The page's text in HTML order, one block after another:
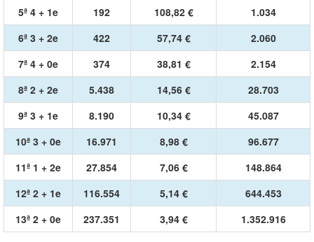
5ª 4 + 1e
192 108,82 €
1.034
6ª 3 + 2e
422 57,74 €
2.060
7ª 4 + 0e
374 38,81 €
2.154
8ª 2 + 2e
5.438 14,56 €
28.703
9ª 3 + 1e
8.190 10,34 €
45.087
10ª 3 + 0e
16.971 8,98 €
96.677
11ª 1 + 2e
27.854 7,06 €
148.864
12ª 2 + 1e
116.554 5,14 €
644.453
13ª 2 + 0e
237.351 3,94 € 1.352.916